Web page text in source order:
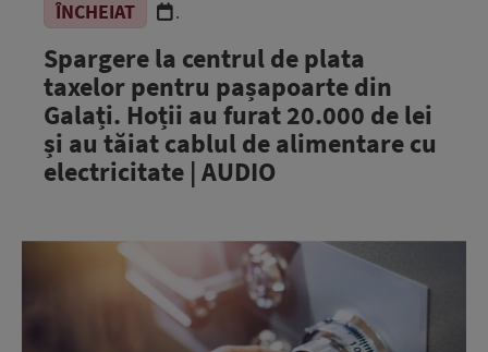
ÎNCHEIAT .
Spargere la centrul de plata
taxelor pentru pașapoarte din
Galați. Hoții au furat 20.000 de lei
și au tăiat cablul de alimentare cu
electricitate | AUDIO